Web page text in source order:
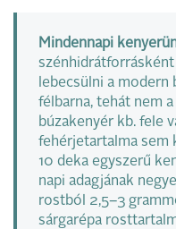
Mindennapi
lebecsülni a modern
félbarna, tehát nem
búzakenyér kb. fele
fehérjetartalma sem
10 deka egyszerű
napi adagjának
rostból 2,5–3
sárgarépa